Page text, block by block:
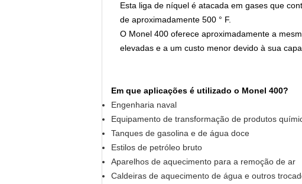
Esta liga de níquel é atacada em gases que
de aproximadamente 500 ° F.
O Monel 400 oferece aproximadamente a
elevadas e a um custo menor devido à sua
Em que aplicações é utilizado o Monel 400?
Engenharia naval
Equipamento de transformação de produtos
Tanques de gasolina e de água doce
Estilos de petróleo bruto
Aparelhos de aquecimento para a remoção de ar
Caldeiras de aquecimento de água e outros